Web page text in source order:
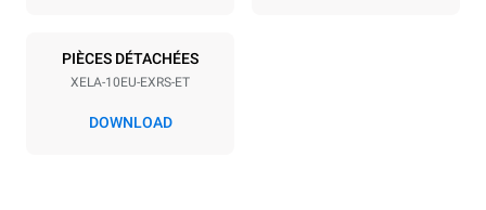
19,3 kWh/jour
PIÈCES DÉTACHÉES
XELA-10EU-EXRS-ET
DOWNLOAD